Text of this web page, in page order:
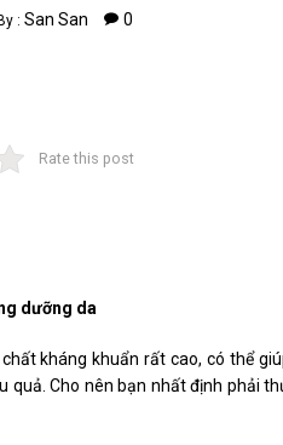
By : San San 0
Rate this post
dưỡng da
kháng khuẩn rất cao, có thể
quả. Cho nên bạn nhất định phải